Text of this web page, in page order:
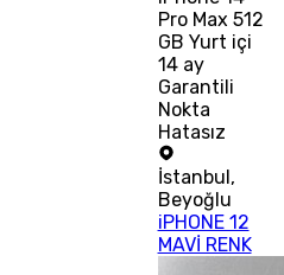
Pro Max 512
GB Yurt içi
14 ay
Garantili
Nokta
Hatasız
İstanbul,
Beyoğlu
iPHONE 12
MAVİ RENK